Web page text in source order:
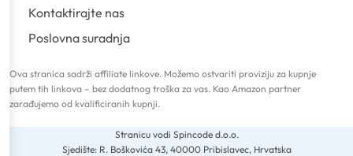
Kontaktirajte nas
Poslovna suradnja
Ova stranica sadrži affiliate linkove. Možemo ostvariti proviziju za kupnje
putem tih linkova – bez dodatnog troška za vas. Kao Amazon partner
zarađujemo od kvalificiranih kupnji.
Stranicu vodi Spincode d.o.o.
Sjedište: R. Boškovića 43, 40000 Pribislavec, Hrvatska